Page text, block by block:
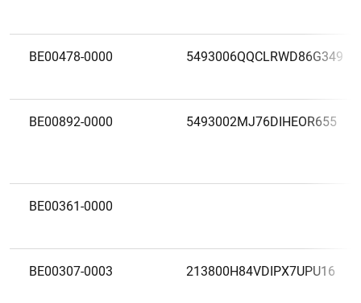
BE00478-0000 5493006QQCLRWD86G349
BE00892-0000 5493002MJ76DIHEOR655
BE00361-0000
BE00307-0003 213800H84VDIPX7UPU16